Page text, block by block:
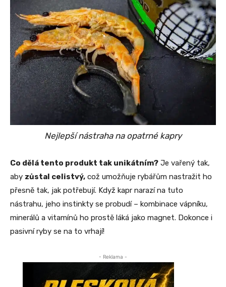
Nejlepší nástraha na opatrné kapry
Co dělá tento produkt tak unikátním? Je vařený tak,
aby zůstal celistvý, což umožňuje rybářům nastražit ho
přesně tak, jak potřebují. Když kapr narazí na tuto
nástrahu, jeho instinkty se probudí – kombinace vápníku,
minerálů a vitamínů ho prostě láká jako magnet. Dokonce i
pasivní ryby se na to vrhají!
- Reklama -